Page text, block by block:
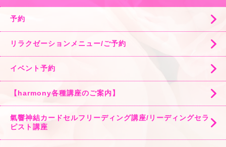
予約
リラクゼーションメニュー/ご予約
イベント予約
【harmony各種講座のご案内】
氣響神結カードセルフリーディング講座/リーディングセラ
ピスト講座